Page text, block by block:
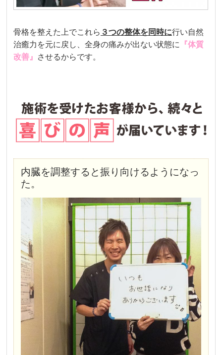
骨格を整えた上でこれら ３つの整体を 同時に行い自然
治癒力を元に戻し、全身の痛みが出ない状態に
『体質
改善』
させるからです。
内臓を調整すると振り向けるようになっ
た。